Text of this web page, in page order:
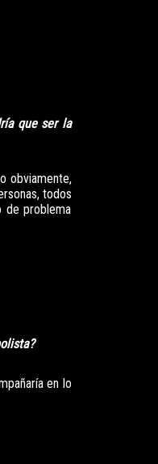
que ser la
obviamente,
todos
de problema
en lo